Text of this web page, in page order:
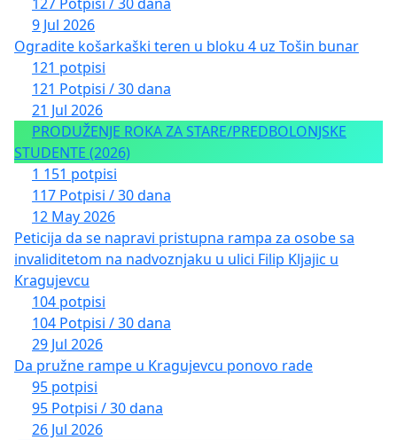
9 Jul 2026
Ogradite košarkaški teren u bloku 4 uz Tošin bunar
121 potpisi
121 Potpisi / 30 dana
21 Jul 2026
PRODUŽENJE ROKA ZA STARE/PREDBOLONJSKE
STUDENTE (2026)
1 151 potpisi
117 Potpisi / 30 dana
12 May 2026
Peticija da se napravi pristupna rampa za osobe sa
invaliditetom na nadvoznjaku u ulici Filip Kljajic u
Kragujevcu
104 potpisi
104 Potpisi / 30 dana
29 Jul 2026
Da pružne rampe u Kragujevcu ponovo rade
95 potpisi
95 Potpisi / 30 dana
26 Jul 2026